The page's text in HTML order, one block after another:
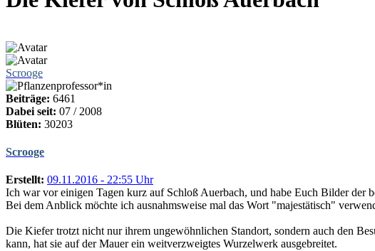
Scrooge
Beiträge: 6461
Dabei seit: 07 / 2008
Blüten: 30203
Scrooge
Erstellt: 09.11.2016 - 22:55 Uhr
Ich war vor einigen Tagen kurz auf Schloß Auerbach, und habe Euch Bilder der
Bei dem Anblick möchte ich ausnahmsweise mal das Wort "majestätisch"
Die Kiefer trotzt nicht nur ihrem ungewöhnlichen Standort, sondern auch den
kann, hat sie auf der Mauer ein weitverzweigtes Wurzelwerk ausgebreitet.